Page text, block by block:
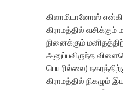
கிளாமிடானோஸ்
கிராமத்தில்
நினைக்கும்
அனுப்பவிருந்த
பெயரில்லை)
கிராமத்தில் நிகழும்